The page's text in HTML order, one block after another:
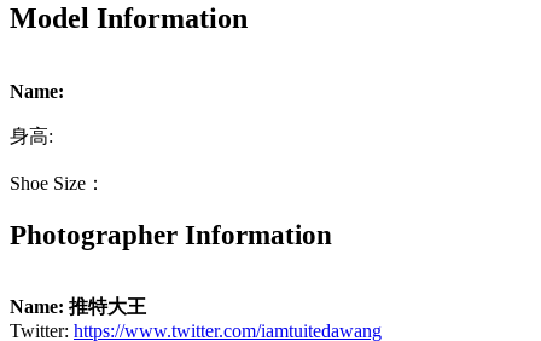
Model Information
Name:
身高:
Shoe Size：
Photographer Information
Name: 推特大王
Twitter: https://www.twitter.com/iamtuitedawang